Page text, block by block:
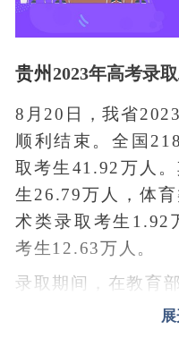
贵州2023年高考录
8月20日，我省
顺利结束。全国
取考生41.92万人
生26.79万人，体
术类录取考生1.92
考生12.63万人。
录取期间，在教育
强领导下，省教育